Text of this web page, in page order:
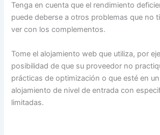
Tenga en cuenta que el rendimiento
puede deberse a otros problemas que no
ver con los complementos.
Tome el alojamiento web que utiliza, por
posibilidad de que su proveedor no
prácticas de optimización o que esté en
alojamiento de nivel de entrada con
limitadas.